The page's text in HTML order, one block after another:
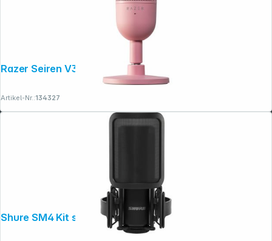
Razer Seiren V3 Mini - Quartz Mikrofon
Artikel-Nr.:134327
Shure SM4 Kit schwarz